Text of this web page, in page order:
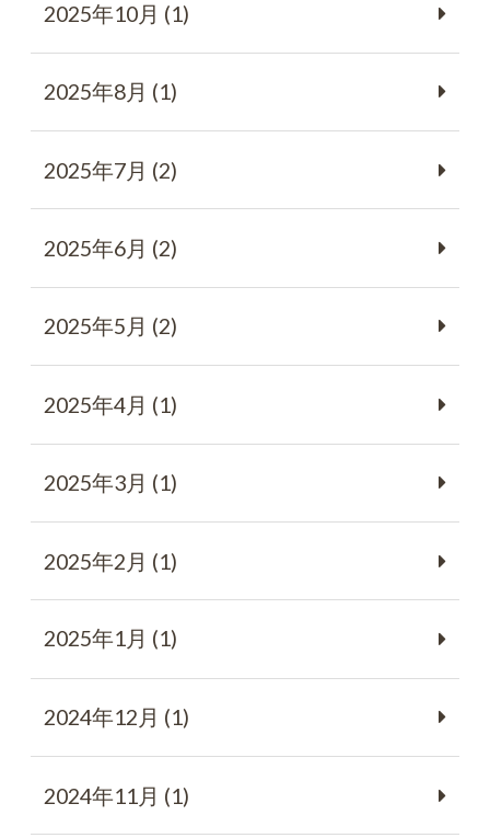
2025年10月 (1)
2025年8月 (1)
2025年7月 (2)
2025年6月 (2)
2025年5月 (2)
2025年4月 (1)
2025年3月 (1)
2025年2月 (1)
2025年1月 (1)
2024年12月 (1)
2024年11月 (1)